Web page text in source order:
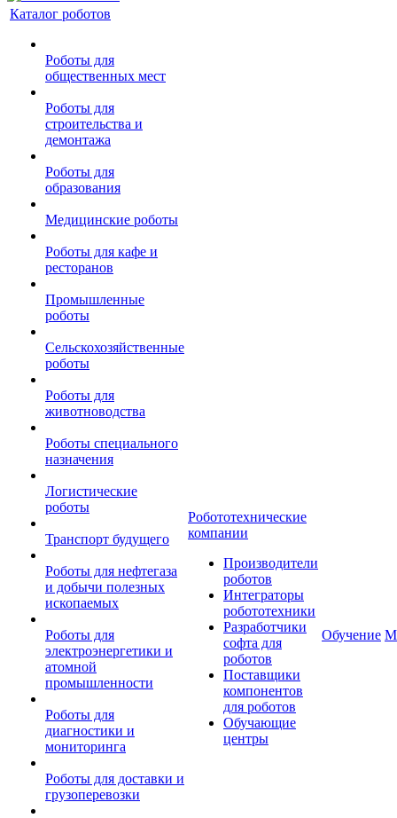
Каталог роботов
Роботы для
общественных мест
Роботы для
строительства и
демонтажа
Роботы для
образования
Медицинские роботы
Роботы для кафе и
ресторанов
Промышленные
роботы
Сельскохозяйственные
роботы
Роботы для
животноводства
Роботы специального
назначения
Логистические
роботы
Транспорт будущего
Роботы для нефтегаза
и добычи полезных
ископаемых
Роботы для
электроэнергетики и
атомной
промышленности
Роботы для
диагностики и
мониторинга
Роботы для доставки и
грузоперевозки
Робототехнические
компании
Производители
роботов
Интеграторы
робототехники
Разработчики
софта для
роботов
Поставщики
компонентов
для роботов
Обучающие
центры
Обучение